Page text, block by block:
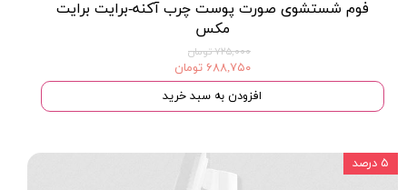
فوم شستشوی صورت پوست چرب آکنه-برایت برایت
مکس
۷۲۵,۰۰۰ تومان
۶۸۸,۷۵۰ تومان
افزودن به سبد خرید
۵ درصد